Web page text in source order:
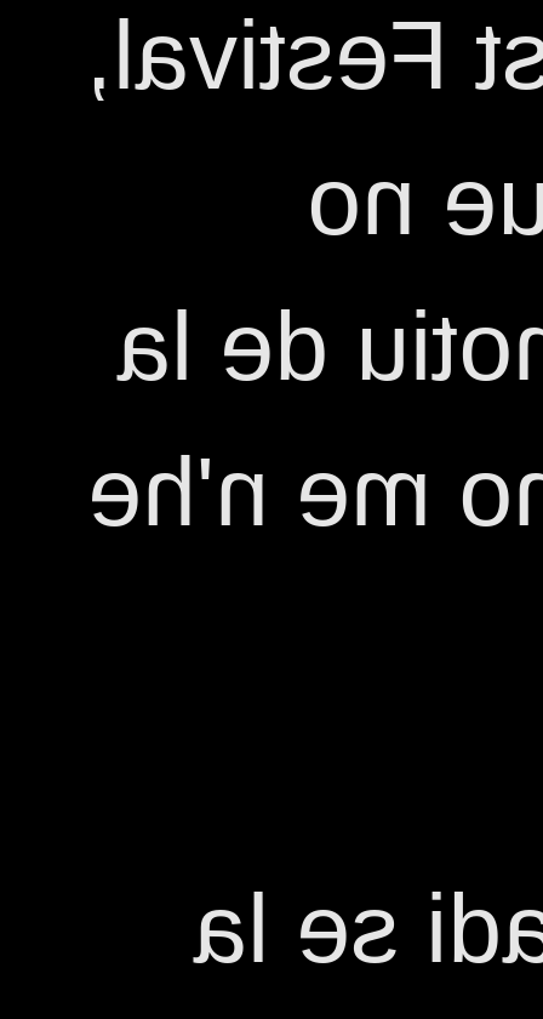
fans en
que
canviaria
gala, al
La tieta